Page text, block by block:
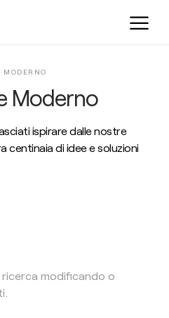
Moderno
MODERNO
ispirare dalle nostre
centinaia di idee e soluzioni
modificando o